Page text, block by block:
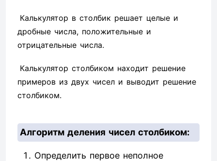
Калькулятор в столбик решает целые и
дробные числа, положительные и
отрицательные числа.
Калькулятор столбиком находит решение
примеров из двух чисел и выводит решение
столбиком.
Алгоритм деления чисел столбиком:
Определить первое неполное